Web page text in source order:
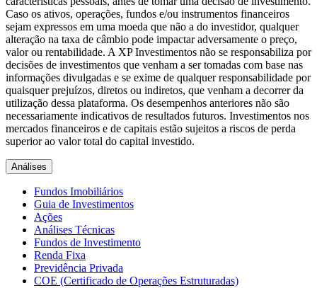
Caso os ativos, operações, fundos e/ou instrumentos financeiros
sejam expressos em uma moeda que não a do investidor, qualquer
alteração na taxa de câmbio pode impactar adversamente o preço,
valor ou rentabilidade. A XP Investimentos não se responsabiliza por
decisões de investimentos que venham a ser tomadas com base nas
informações divulgadas e se exime de qualquer responsabilidade por
quaisquer prejuízos, diretos ou indiretos, que venham a decorrer da
utilização dessa plataforma. Os desempenhos anteriores não são
necessariamente indicativos de resultados futuros. Investimentos nos
mercados financeiros e de capitais estão sujeitos a riscos de perda
superior ao valor total do capital investido.
Análises
Fundos Imobiliários
Guia de Investimentos
Ações
Análises Técnicas
Fundos de Investimento
Renda Fixa
Previdência Privada
COE (Certificado de Operações Estruturadas)